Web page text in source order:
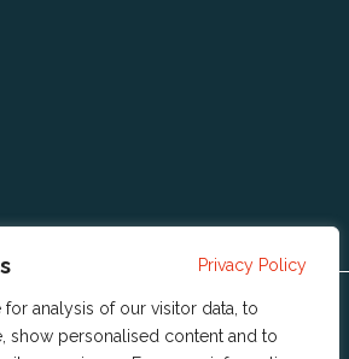
Privacy Policy
analysis of our visitor data, to
show personalised content and to